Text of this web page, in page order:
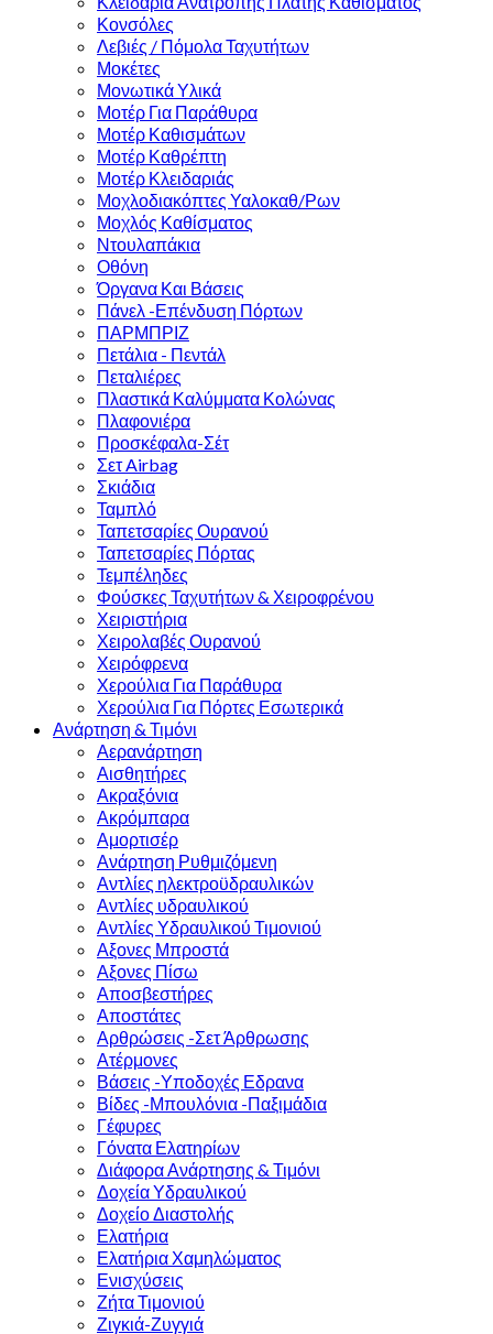
Κονσόλες
Λεβιές / Πόμολα Ταχυτήτων
Μοκέτες
Μονωτικά Υλικά
Μοτέρ Για Παράθυρα
Μοτέρ Καθισμάτων
Μοτέρ Καθρέπτη
Μοτέρ Κλειδαριάς
Μοχλοδιακόπτες Υαλοκαθ/Ρων
Μοχλός Καθίσματος
Ντουλαπάκια
Οθόνη
Όργανα Και Βάσεις
Πάνελ -Επένδυση Πόρτων
ΠΑΡΜΠΡΙΖ
Πετάλια - Πεντάλ
Πεταλιέρες
Πλαστικά Καλύμματα Κολώνας
Πλαφονιέρα
Προσκέφαλα-Σέτ
Σετ Airbag
Σκιάδια
Ταμπλό
Ταπετσαρίες Ουρανού
Ταπετσαρίες Πόρτας
Τεμπέληδες
Φούσκες Ταχυτήτων & Χειροφρένου
Χειριστήρια
Χειρολαβές Ουρανού
Χειρόφρενα
Χερούλια Για Παράθυρα
Χερούλια Για Πόρτες Εσωτερικά
Ανάρτηση & Τιμόνι
Αερανάρτηση
Αισθητήρες
Ακραξόνια
Ακρόμπαρα
Αμορτισέρ
Ανάρτηση Ρυθμιζόμενη
Αντλίες ηλεκτροϋδραυλικών
Αντλίες υδραυλικού
Αντλίες Υδραυλικού Τιμονιού
Αξονες Μπροστά
Αξονες Πίσω
Αποσβεστήρες
Αποστάτες
Αρθρώσεις -Σετ Άρθρωσης
Ατέρμονες
Βάσεις -Υποδοχές Εδρανα
Βίδες -Μπουλόνια -Παξιμάδια
Γέφυρες
Γόνατα Ελατηρίων
Διάφορα Ανάρτησης & Τιμόνι
Δοχεία Υδραυλικού
Δοχείο Διαστολής
Ελατήρια
Ελατήρια Χαμηλώματος
Ενισχύσεις
Ζήτα Τιμονιού
Ζιγκιά-Ζυγγιά